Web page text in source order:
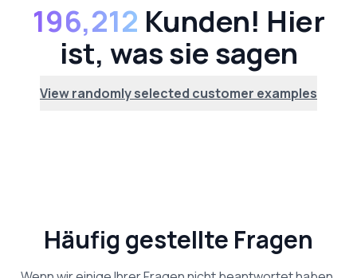
196,212 Kunden! Hier
ist, was sie sagen
View randomly selected customer examples
Häufig gestellte Fragen